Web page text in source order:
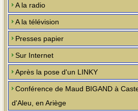
A la radio
A la télévision
Presses papier
Sur Internet
Après la pose d'un LINKY
Conférence de Maud BIGAND à
d'Aleu, en Ariège